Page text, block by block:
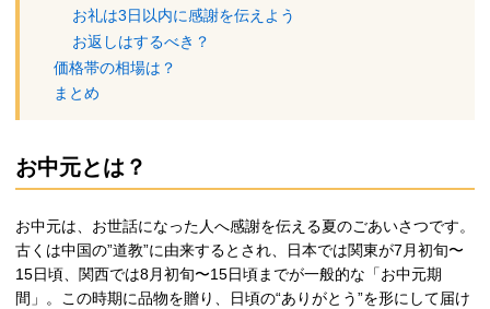
お礼は3日以内に感謝を伝えよう
お返しはするべき？
価格帯の相場は？
まとめ
お中元とは？
お中元は、お世話になった人へ感謝を伝える夏のごあいさつです。
古くは中国の”道教”に由来するとされ、日本では関東が7月初旬〜
15日頃、関西では8月初旬〜15日頃までが一般的な「お中元期
間」。この時期に品物を贈り、日頃の“ありがとう”を形にして届け